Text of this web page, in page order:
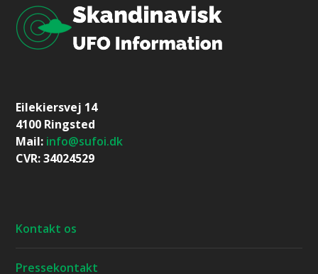
Eilekiersvej 14
4100 Ringsted
Mail: info@sufoi.dk
CVR: 34024529
Kontakt os
Pressekontakt